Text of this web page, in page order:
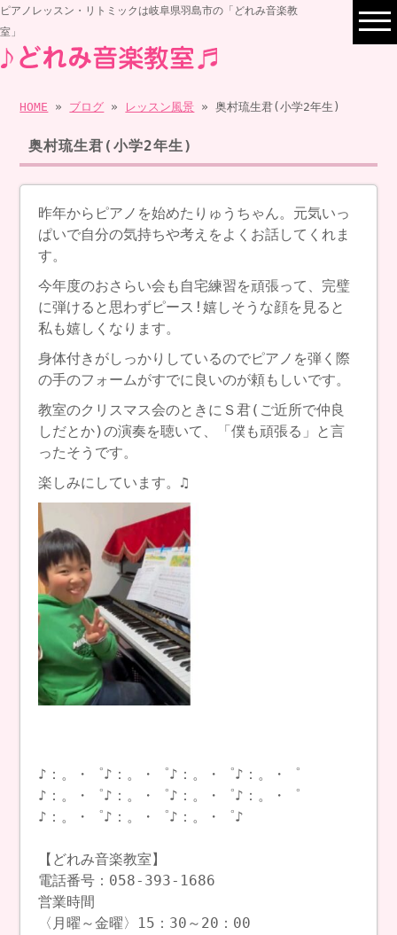
ピアノレッスン・リトミックは岐阜県羽島市の「どれみ音楽教
室」
HOME » ブログ » レッスン風景 » 奥村琉生君(小学2年生)
奥村琉生君(小学2年生)
昨年からピアノを始めたりゅうちゃん。元気いっ
ぱいで自分の気持ちや考えをよくお話してくれま
す。
今年度のおさらい会も自宅練習を頑張って、完璧
に弾けると思わずピース!嬉しそうな顔を見ると
私も嬉しくなります。
身体付きがしっかりしているのでピアノを弾く際
の手のフォームがすでに良いのが頼もしいです。
教室のクリスマス会のときにＳ君(ご近所で仲良
しだとか)の演奏を聴いて、「僕も頑張る」と言
ったそうです。
楽しみにしています。♫
♪：。・゜♪：。・゜♪：。・゜♪：。・゜
♪：。・゜♪：。・゜♪：。・゜♪：。・゜
♪：。・゜♪：。・゜♪：。・゜♪
【どれみ音楽教室】
電話番号：058-393-1686
営業時間
〈月曜～金曜〉15：30～20：00